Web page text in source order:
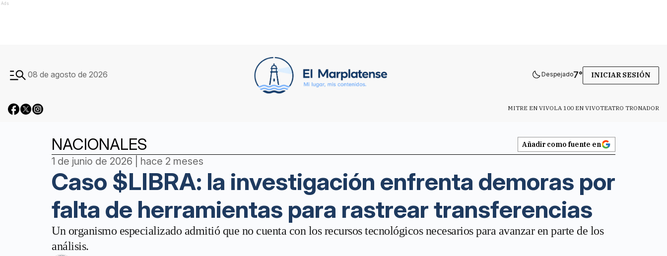
Ads
08 de agosto de 2026 Despejado7° INICIAR SESIÓN
MITRE EN VIVOLA 100 EN VIVOTEATRO TRONADOR
NACIONALES Añadir como fuente en
1 de junio de 2026 | hace 2 meses
Caso $LIBRA: la investigación enfrenta demoras por
falta de herramientas para rastrear transferencias
Un organismo especializado admitió que no cuenta con los recursos tecnológicos necesarios para avanzar en parte de los
análisis.